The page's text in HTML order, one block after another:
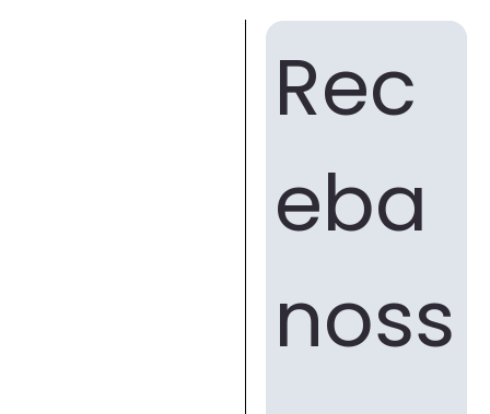
Rec
eba
noss